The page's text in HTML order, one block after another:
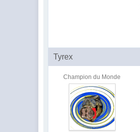
Tyrex
Champion du Monde